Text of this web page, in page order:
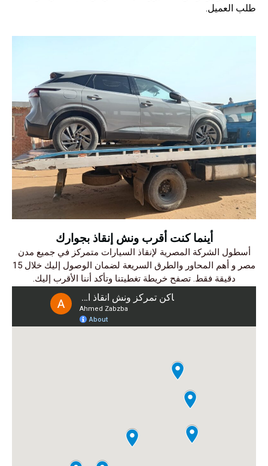
طلب العميل.
أينما كنت أقرب ونش إنقاذ بجوارك
أسطول الشركة المصرية لإنقاذ السيارات متمركز في جميع مدن
مصر و أهم المحاور والطرق السريعة لضمان الوصول إليك خلال 15
دقيقة فقط. تصفح خريطة تغطيتنا وتأكد أننا الأقرب إليك.